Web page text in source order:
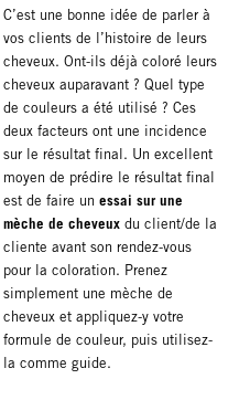
C’est une bonne idée de parler à
vos clients de l’histoire de leurs
cheveux. Ont-ils déjà coloré leurs
cheveux auparavant ? Quel type
de couleurs a été utilisé ? Ces
deux facteurs ont une incidence
sur le résultat final. Un excellent
moyen de prédire le résultat final
est de faire un essai sur une
mèche de cheveux du client/de la
cliente avant son rendez-vous
pour la coloration. Prenez
simplement une mèche de
cheveux et appliquez-y votre
formule de couleur, puis utilisez-
la comme guide.